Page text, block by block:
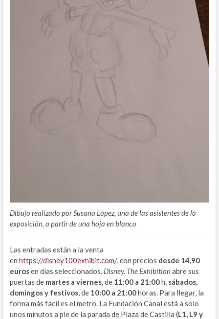
Dibujo realizado por Susana López, una de las asistentes de la
exposición, a partir de una hoja en blanco
Las entradas están a la venta
en https://disney100exhibit.com/, con precios desde 14,90
eurosen días seleccionados.Disney. The Exhibitionabre sus
puertas de martes a viernes, de 11:00 a 21:00h, sábados,
domingos y festivos, de 10:00 a 21:00horas. Para llegar, la
forma más fácil es el metro. La Fundación Canal está a solo
unos minutos a pie de la parada de Plaza de Castilla (L1, L9 y